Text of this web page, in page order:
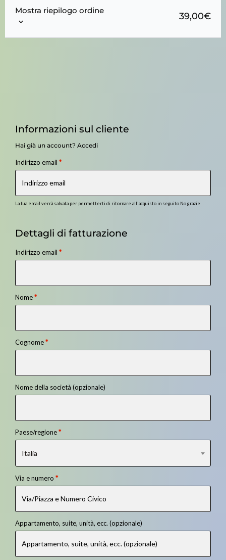
Mostra riepilogo ordine 39,00€
Informazioni sul cliente
Hai già un account? Accedi
Indirizzo email *
La tua email verrà salvata per permetterti di ritornare all'acquisto in seguito No grazie
Dettagli di fatturazione
Indirizzo email *
Nome*
Cognome*
Nome della società (opzionale)
Paese/regione*
Italia
Via e numero *
Appartamento, suite, unità, ecc. (opzionale)